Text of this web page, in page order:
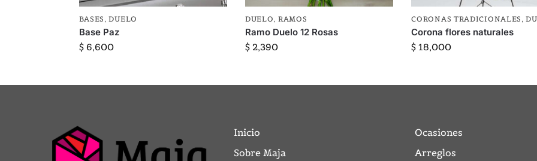
BASES ,DUELO
Base Paz
$6,600
DUELO, RAMOS
Ramo Duelo 12 Rosas
$2,390
CORONAS TRADICIONALES ,
Corona flores naturales
$ 18,000
Inicio
Sobre Maja
Ocasiones
Arreglos